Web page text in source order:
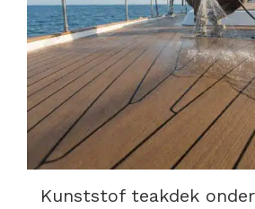
Kunststof teakdek